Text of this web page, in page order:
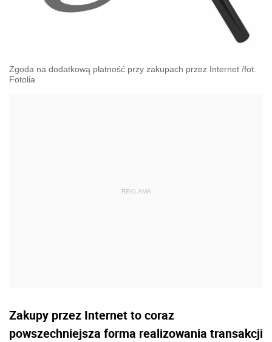
Zgoda na dodatkową płatność przy zakupach przez Internet /fot.
Fotolia
Zakupy przez Internet to coraz
powszechniejsza forma realizowania transakcji